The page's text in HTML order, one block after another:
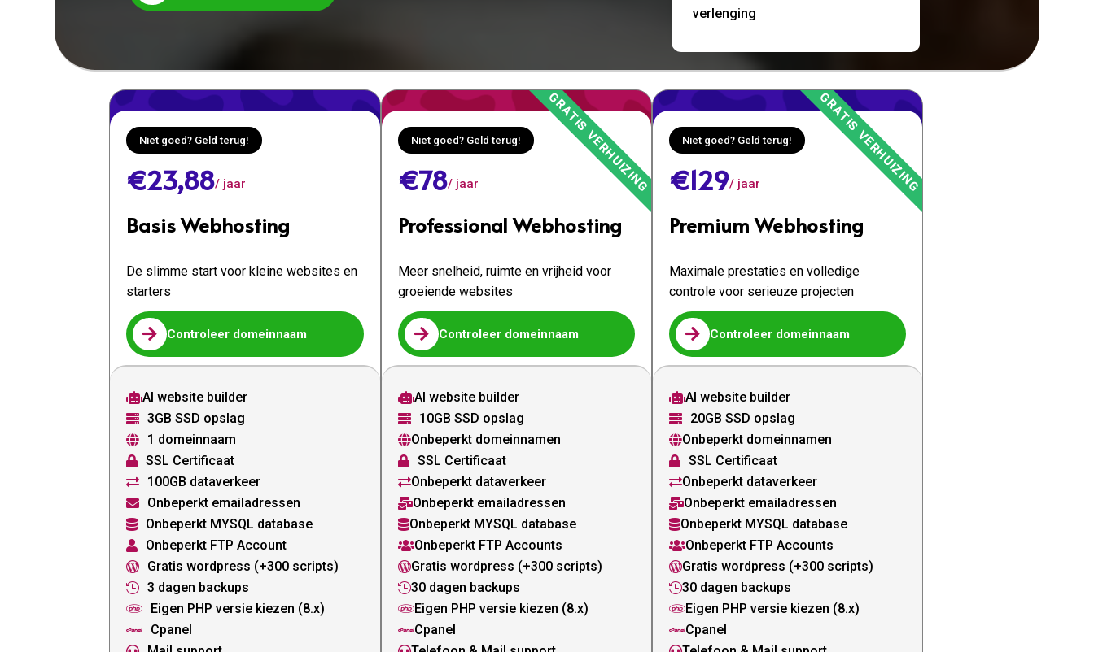
verlenging
Niet goed? Geld terug!
€23,88/ jaar
Basis Webhosting
De slimme start voor kleine websites en
starters
 Controleer domeinnaam
AI website builder
 3GB SSD opslag
 1 domeinnaam
 SSL Certificaat
 100GB dataverkeer
 Onbeperkt emailadressen
 Onbeperkt MYSQL database
 Onbeperkt FTP Account
 Gratis wordpress (+300 scripts)
 3 dagen backups
 Eigen PHP versie kiezen (8.x)
 Cpanel
Niet goed? Geld terug!
€78/ jaar
Professional Webhosting
Meer snelheid, ruimte en vrijheid voor
groeiende websites
 Controleer domeinnaam
AI website builder
 10GB SSD opslag
Onbeperkt domeinnamen
 SSL Certificaat
Onbeperkt dataverkeer
Onbeperkt emailadressen
Onbeperkt MYSQL database
Onbeperkt FTP Accounts
Gratis wordpress (+300 scripts)
30 dagen backups
Eigen PHP versie kiezen (8.x)
Cpanel
Niet goed? Geld terug!
€129/ jaar
Premium Webhosting
Maximale prestaties en volledige
controle voor serieuze projecten
 Controleer domeinnaam
AI website builder
 20GB SSD opslag
Onbeperkt domeinnamen
 SSL Certificaat
Onbeperkt dataverkeer
Onbeperkt emailadressen
Onbeperkt MYSQL database
Onbeperkt FTP Accounts
Gratis wordpress (+300 scripts)
30 dagen backups
Eigen PHP versie kiezen (8.x)
Cpanel